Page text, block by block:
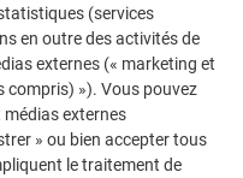
démontre la
d’autres projets
en aluminium
(services
en outre des activités de
externes (« marketing et
compris) »). Vous pouvez
externes
» ou bien accepter tous
le traitement de